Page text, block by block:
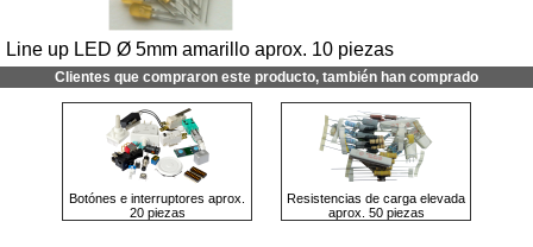
Line up LED Ø 5mm amarillo aprox. 10 piezas
Clientes que compraron este producto, también han comprado
Botónes e interruptores aprox.
20 piezas
Resistencias de carga elevada
aprox. 50 piezas